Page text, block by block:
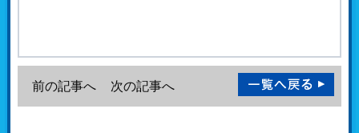
前の記事へ 次の記事へ